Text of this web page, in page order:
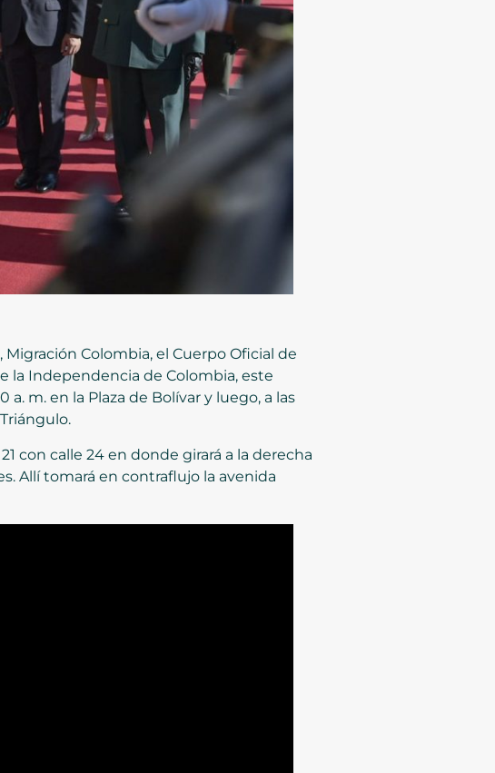
Migración Colombia, el Cuerpo Oficial de
la Independencia de Colombia, este
m. en la Plaza de Bolívar y luego, a las
con calle 24 en donde girará a la derecha
Allí tomará en contraflujo la avenida